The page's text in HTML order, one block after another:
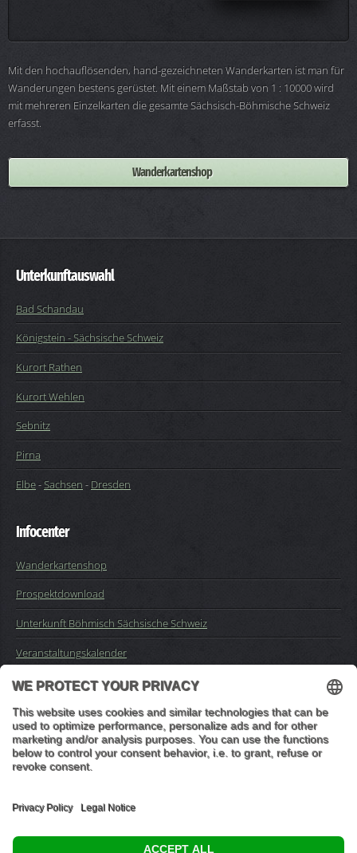
Mit den hochauflösenden, hand-gezeichneten Wanderkarten ist man für
Wanderungen bestens gerüstet. Mit einem Maßstab von 1 : 10000 wird
mit mehreren Einzelkarten die gesamte Sächsisch-Böhmische Schweiz
erfasst.
Wanderkartenshop
Unterkunftauswahl
Bad Schandau
Königstein - Sächsische Schweiz
Kurort Rathen
Kurort Wehlen
Sebnitz
Pirna
Elbe-Sachsen - Dresden
Infocenter
Wanderkartenshop
Prospektdownload
Unterkunft Böhmisch Sächsische Schweiz
Veranstaltungskalender
Impressum
Buchungsanfrage
"In den Wäldern sind Dinge, über die nachzudenken man jahrelang